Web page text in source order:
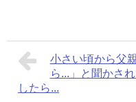
小さい頃から父
ら...」と聞かさ
したら...